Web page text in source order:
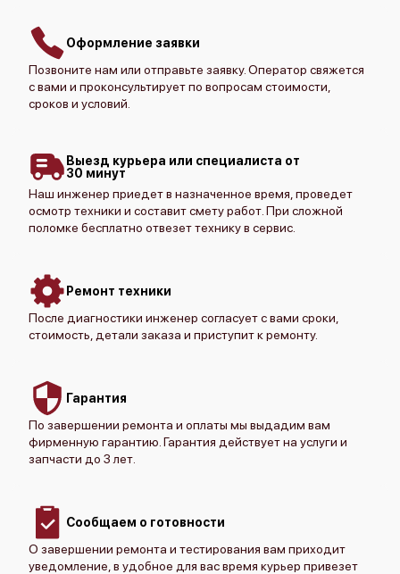
Оформление заявки
Позвоните нам или отправьте заявку. Оператор свяжется
с вами и проконсультирует по вопросам стоимости,
сроков и условий.
Выезд курьера или специалиста от
30 минут
Наш инженер приедет в назначенное время, проведет
осмотр техники и составит смету работ. При сложной
поломке бесплатно отвезет технику в сервис.
Ремонт техники
После диагностики инженер согласует с вами сроки,
стоимость, детали заказа и приступит к ремонту.
Гарантия
По завершении ремонта и оплаты мы выдадим вам
фирменную гарантию. Гарантия действует на услуги и
запчасти до 3 лет.
Сообщаем о готовности
О завершении ремонта и тестирования вам приходит
уведомление, в удобное для вас время курьер привезет